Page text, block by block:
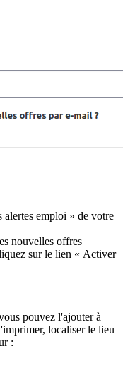
emploi » de votre
nouvelles offres
sur le lien « Activer
pouvez l'ajouter à
localiser le lieu
: